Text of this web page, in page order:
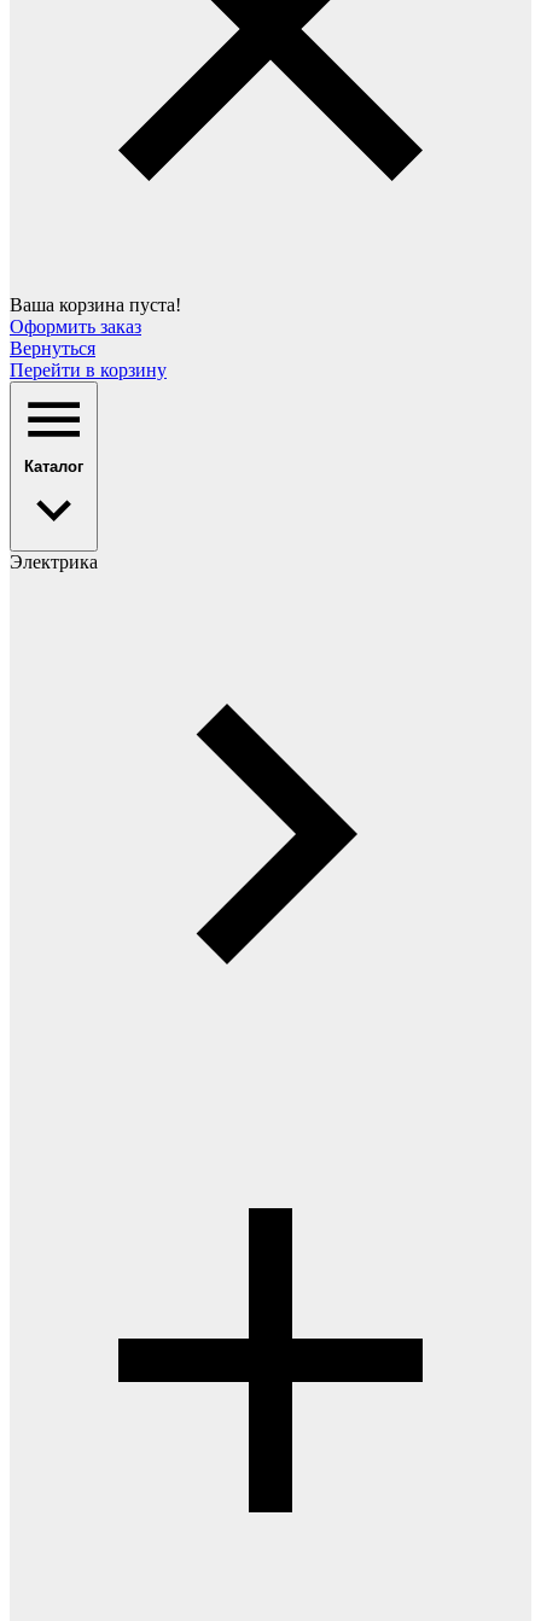
Ваша корзина пуста!
Оформить заказ
Вернуться
Перейти в корзину
Каталог
Электрика